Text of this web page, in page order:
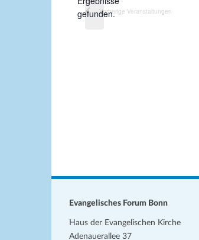
i
gefunden.
Vorherige Veranstaltungen
Evangelisches Forum Bonn
Haus der Evangelischen Kirche
Adenauerallee 37